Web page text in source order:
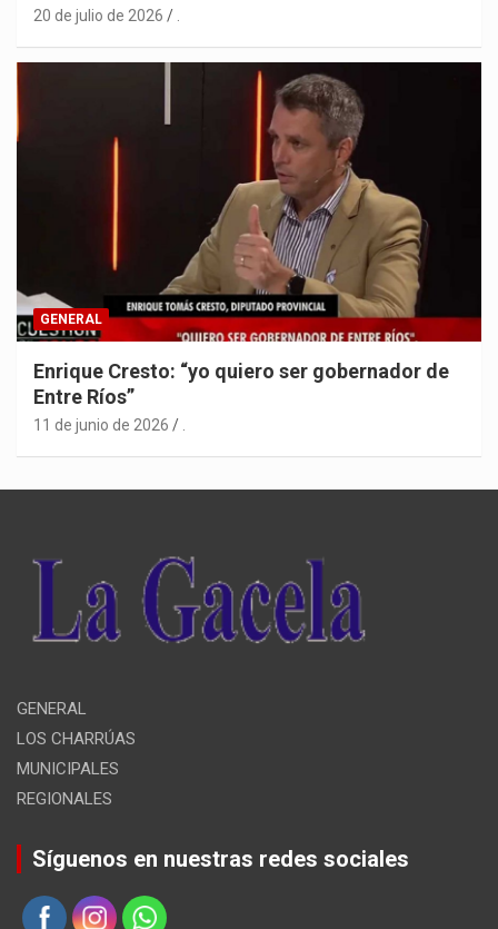
20 de julio de 2026
GENERAL
Enrique Cresto: “yo quiero ser gobernador de
Entre Ríos”
11 de junio de 2026
GENERAL
LOS CHARRÚAS
MUNICIPALES
REGIONALES
Síguenos en nuestras redes sociales